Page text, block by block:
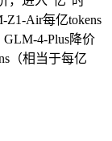
Z1-Air每亿tokens
4-Plus降价
（相当于每亿